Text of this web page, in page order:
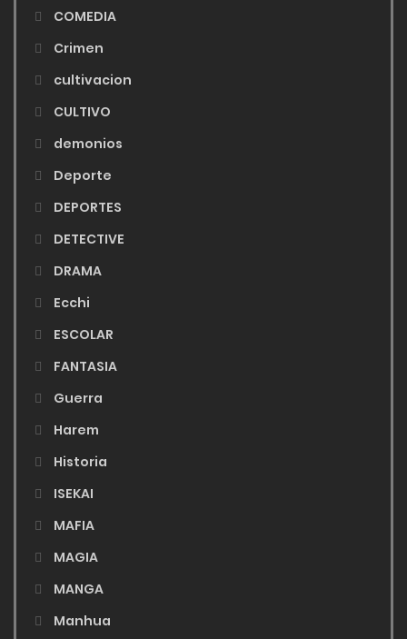
COMEDIA
Crimen
cultivacion
CULTIVO
demonios
Deporte
DEPORTES
DETECTIVE
DRAMA
Ecchi
ESCOLAR
FANTASIA
Guerra
Harem
Historia
ISEKAI
MAFIA
MAGIA
MANGA
Manhua